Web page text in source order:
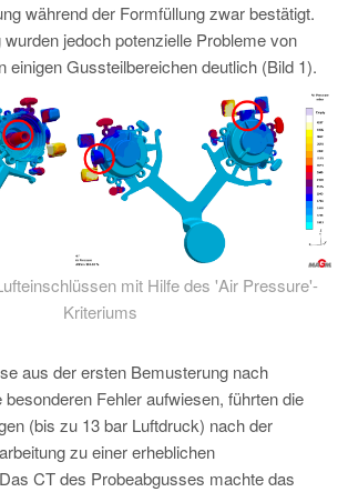
während der Formfüllung zwar bestätigt.
jedoch potenzielle Probleme von
einigen Gussteilbereichen deutlich (Bild 1).
mit Hilfe des 'Air Pressure'-
Kriteriums
aus der ersten Bemusterung nach
Fehler aufwiesen, führten die
(bis zu 13 bar Luftdruck) nach der
zu einer erheblichen
CT des Probeabgusses machte das